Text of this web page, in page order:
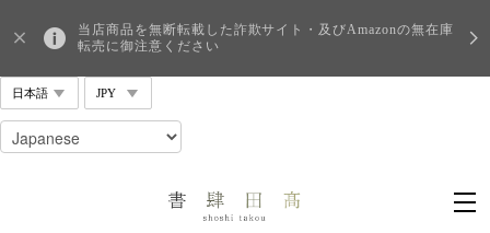
当店商品を無断転載した詐欺サイト・及びAmazonの無在庫
転売に御注意ください